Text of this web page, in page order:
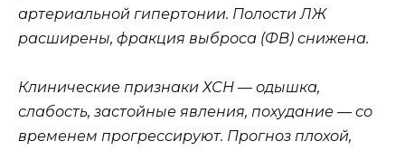
артериальной гипертонии. Полости ЛЖ
расширены, фракция выброса (ФВ) снижена.
Клинические признаки ХСН — одышка,
слабость, застойные явления, похудание — со
временем прогрессируют. Прогноз плохой,